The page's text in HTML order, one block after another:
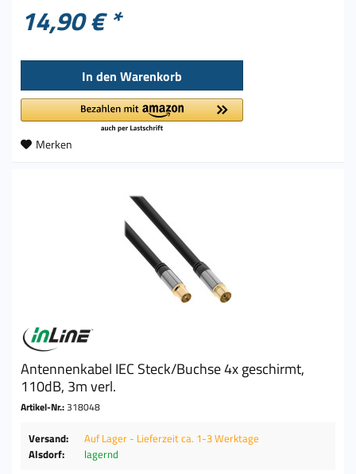
14,90 € *
In den Warenkorb
Merken
Antennenkabel IEC Steck/Buchse 4x geschirmt,
110dB, 3m verl.
Artikel-Nr.:318048
Versand:
Auf Lager - Lieferzeit ca. 1-3 Werktage
Alsdorf:
lagernd